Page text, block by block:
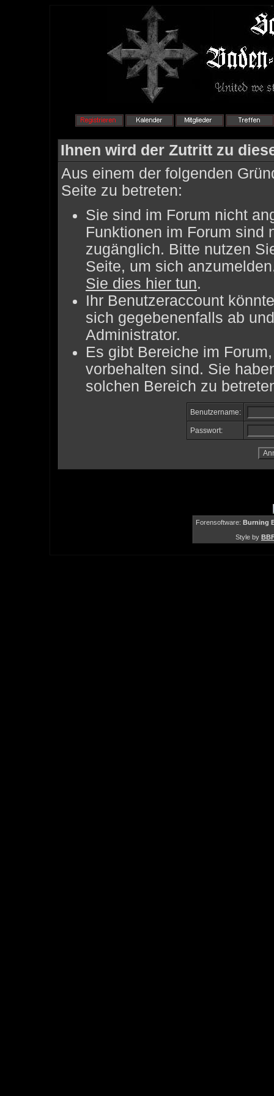
Ihnen wird der Zutritt zu
Aus einem der folgenden
Seite zu betreten:
Sie sind im Forum nicht
Funktionen im Forum sind
zugänglich. Bitte nutzen
Seite, um sich
Sie dies hier tun.
Ihr Benutzeraccount
sich gegebenenfalls ab
Administrator.
Es gibt Bereiche im
vorbehalten sind. Sie
solchen Bereich zu
Benutzername:
Passwort:
Forensoftware: Burning
Style by